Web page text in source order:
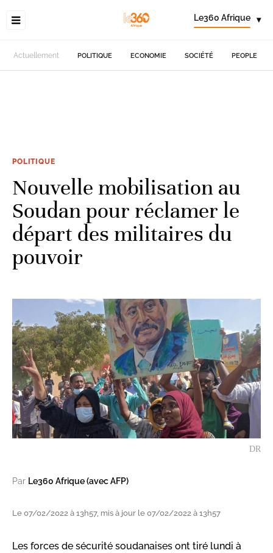
Le360 Afrique ▾
Actuellement POLITIQUE ECONOMIE SOCIÉTÉ PEOPLE
POLITIQUE
Nouvelle mobilisation au
Soudan pour réclamer le
départ des militaires du
pouvoir
DR
Par Le360 Afrique (avec AFP)
Le 07/02/2022 à 13h57, mis à jour le 07/02/2022 à 13h57
Les forces de sécurité soudanaises ont tiré lundi à